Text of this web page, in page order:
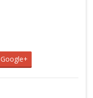
Google+